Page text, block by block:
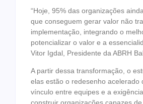
“Hoje, 95% das organizações
que conseguem gerar valor não
implementação, integrando o
potencializar o valor e a
Vitor Igdal, Presidente da ABRH
A partir dessa transformação, o
elas estão o redesenho
vínculo entre equipes e a